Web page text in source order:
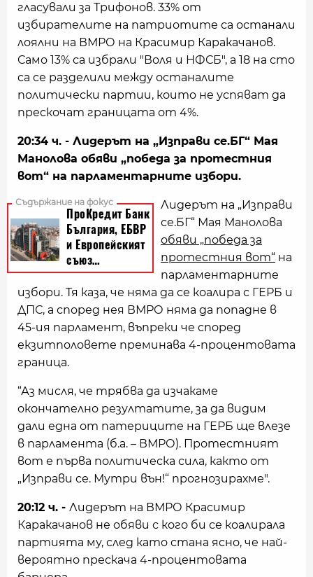
гласували за Трифонов. 33% от
избирателите на патриотите са останали
лоялни на ВМРО на Красимир Каракачанов.
Само 13% са избрали "Воля и НФСБ", а 18 на сто
са се разделили между останалите
политически партии, които не успяват да
прескочат границата от 4%.
20:34 ч. - Лидерът на „Изправи се.БГ“ Мая
Манолова обяви „победа за протестния
вот“ на парламентарните избори.
Лидерът на „Изправи
се.БГ“ Мая Манолова
обяви „победа за
протестния вот“ на
парламентарните
избори. Тя каза, че няма да се коалира с ГЕРБ и
ДПС, а според нея ВМРО няма да попадне в
45-ия парламент, въпреки че според
екзитполовете преминава 4-процентовата
граница.
“Аз мисля, че трябва да изчакаме
окончателно резултатите, за да видим
дали една от патериците на ГЕРБ ще влезе
в парламента (б.а. – ВМРО). Протестният
вот е първа политическа сила, както от
„Изправи се. Мутри вън!“ прогнозирахме".
20:12 ч. - Лидерът на ВМРО Красимир
Каракачанов не обяви с кого би се коалирала
партията му, след като стана ясно, че най-
вероятно прескача 4-процентовата